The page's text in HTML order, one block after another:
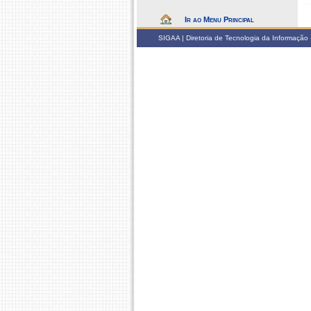
Ir ao Menu Principal
SIGAA | Diretoria de Tecnologia da